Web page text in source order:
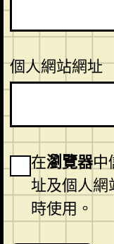
個人網站網址
在瀏覽器中
址及個人
時使用。